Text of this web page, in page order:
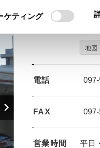
ケティング
住所
大分市
地図
電話
FAX
営業時間 平日